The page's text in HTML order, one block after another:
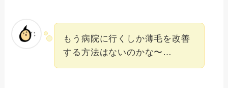
もう病院に行くしか薄毛を改善
する方法はないのかな〜…